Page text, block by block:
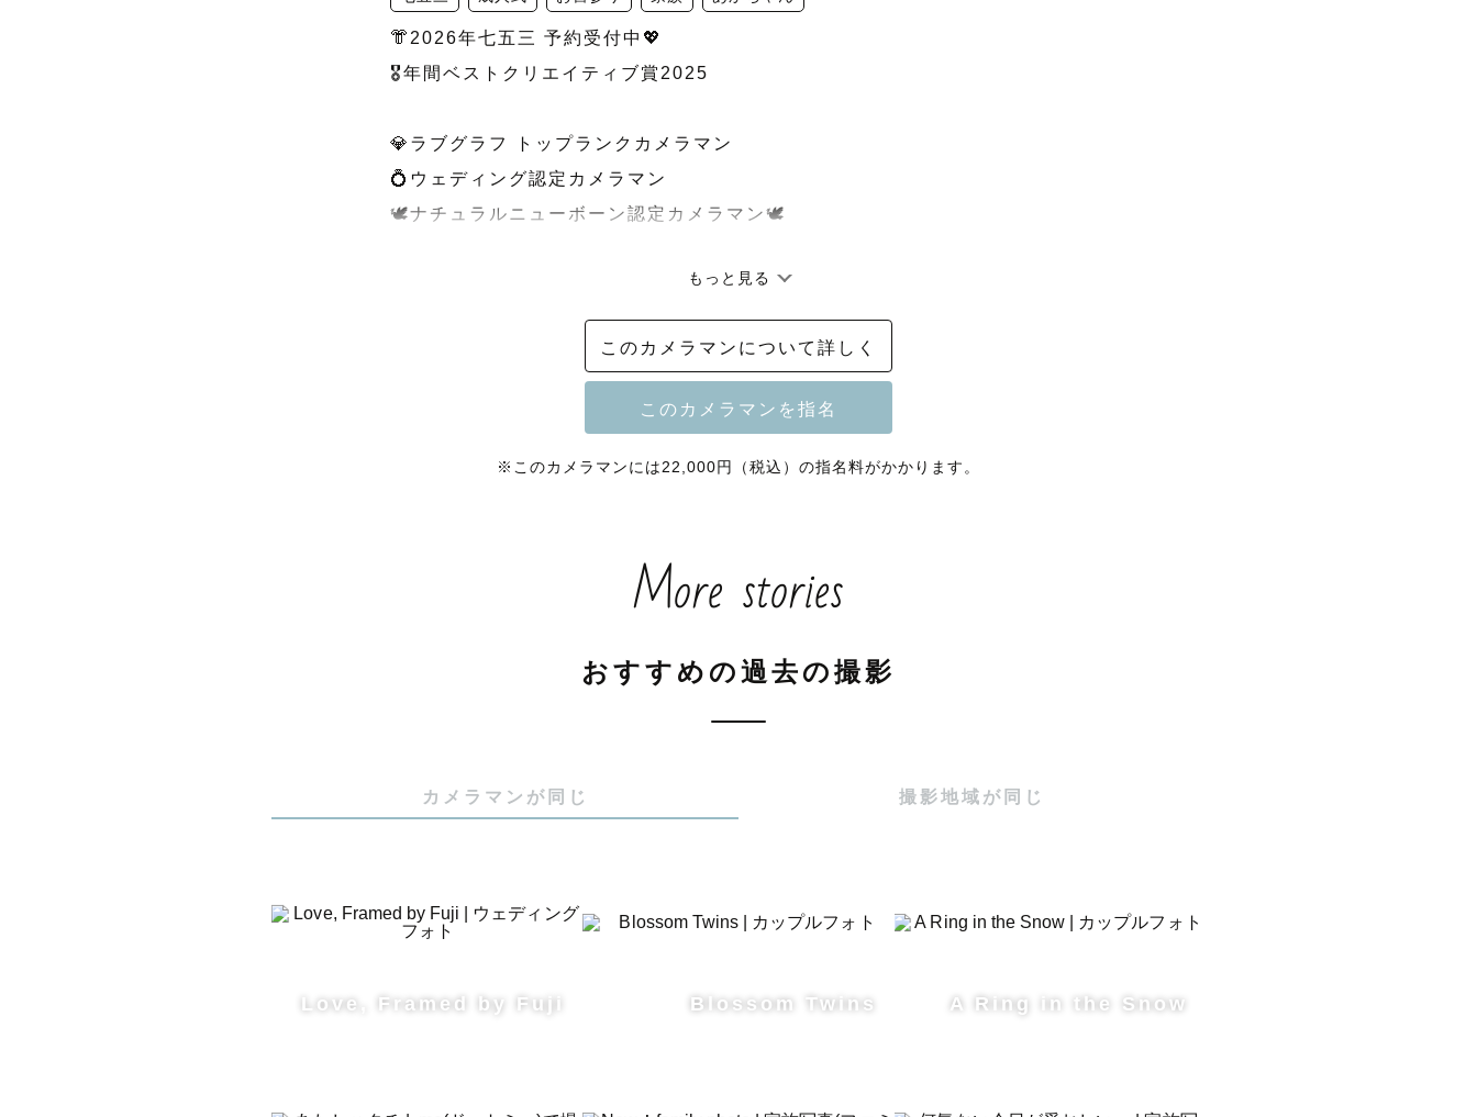
👘2026年七五三 予約受付中💖
🎖️年間ベストクリエイティブ賞2025
💎ラブグラフ トップランクカメラマン
💍ウェディング認定カメラマン
🕊️ナチュラルニューボーン認定カメラマン🕊️
👘2026年 七五三予約受付中
一年で一番予約が埋まりやすいシーズンですので、気になる方はお早めにご連
える賞
もっと見る
このカメラマンについて詳しく
※このカメラマンには22,000円（税込）の指名料がかかります。
More stories
おすすめの過去の撮影
カメラマンが同じ 撮影地域が同じ
Love, Framed by Fuji Blossom Twins A Ring in the Snow